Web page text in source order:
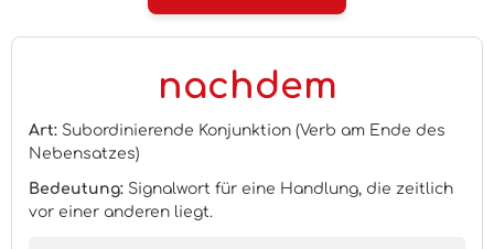
nachdem
Art: Subordinierende Konjunktion (Verb am Ende des
Nebensatzes)
Bedeutung: Signalwort für eine Handlung, die zeitlich
vor einer anderen liegt.